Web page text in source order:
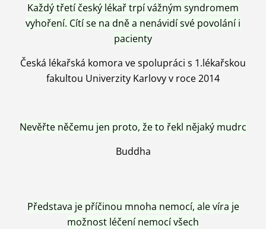
Každý třetí český lékař trpí vážným syndromem
vyhoření. Cítí se na dně a nenávidí své povolání i
pacienty
Česká lékařská komora ve spolupráci s 1.lékařskou
fakultou Univerzity Karlovy v roce 2014
Nevěřte něčemu jen proto, že to řekl nějaký mudrc
Buddha
Představa je příčinou mnoha nemocí, ale víra je
možnost léčení nemocí všech